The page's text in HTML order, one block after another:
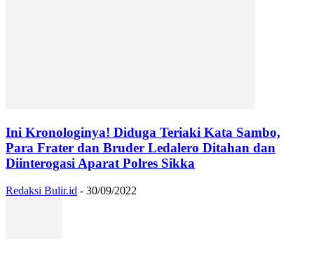
Ini Kronologinya! Diduga Teriaki Kata Sambo,
Para Frater dan Bruder Ledalero Ditahan dan
Diinterogasi Aparat Polres Sikka
Redaksi Bulir.id - 30/09/2022